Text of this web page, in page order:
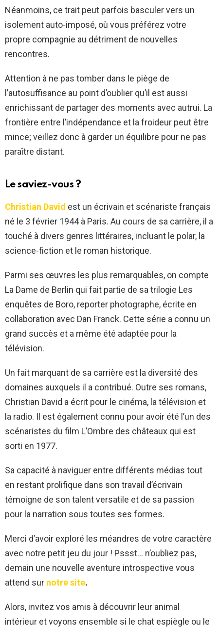
Néanmoins, ce trait peut parfois basculer vers un
isolement auto-imposé, où vous préférez votre
propre compagnie au détriment de nouvelles
rencontres.
Attention à ne pas tomber dans le piège de
l’autosuffisance au point d’oublier qu’il est aussi
enrichissant de partager des moments avec autrui. La
frontière entre l’indépendance et la froideur peut être
mince; veillez donc à garder un équilibre pour ne pas
paraître distant.
Le saviez-vous ?
Christian David est un écrivain et scénariste français
né le 3 février 1944 à Paris. Au cours de sa carrière, il a
touché à divers genres littéraires, incluant le polar, la
science-fiction et le roman historique.
Parmi ses œuvres les plus remarquables, on compte
La Dame de Berlin qui fait partie de sa trilogie Les
enquêtes de Boro, reporter photographe, écrite en
collaboration avec Dan Franck. Cette série a connu un
grand succès et a même été adaptée pour la
télévision.
Un fait marquant de sa carrière est la diversité des
domaines auxquels il a contribué. Outre ses romans,
Christian David a écrit pour le cinéma, la télévision et
la radio. Il est également connu pour avoir été l’un des
scénaristes du film L’Ombre des châteaux qui est
sorti en 1977.
Sa capacité à naviguer entre différents médias tout
en restant prolifique dans son travail d’écrivain
témoigne de son talent versatile et de sa passion
pour la narration sous toutes ses formes.
Merci d’avoir exploré les méandres de votre caractère
avec notre petit jeu du jour ! Pssst… n’oubliez pas,
demain une nouvelle aventure introspective vous
attend sur notre site.
Alors, invitez vos amis à découvrir leur animal
intérieur et voyons ensemble si le chat espiègle ou le